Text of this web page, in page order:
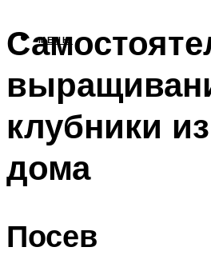
МЕНЮ
клубники
дома
Посев